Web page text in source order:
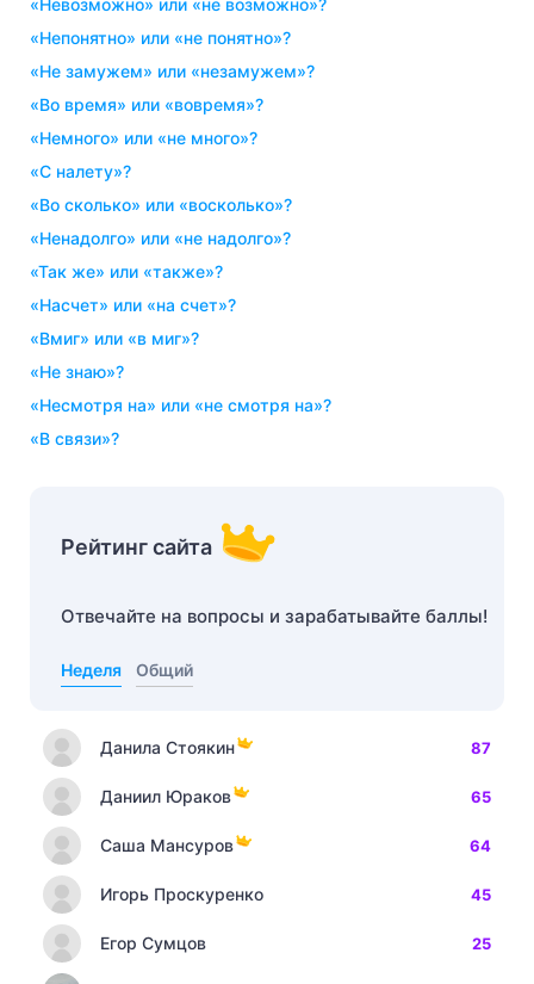
«непонятно» или «не понятно»?
«не замужем» или «незамужем»?
«во время» или «вовремя»?
«немного» или «не много»?
«с налету»?
«во сколько» или «восколько»?
«ненадолго» или «не надолго»?
«так же» или «также»?
«насчет» или «на счет»?
«вмиг» или «в миг»?
«не знаю»?
«несмотря на» или «не смотря на»?
«в связи»?
Рейтинг сайта
Отвечайте на вопросы и зарабатывайте баллы!
Неделя Общий
Данила Стоякин 87
Даниил Юраков 65
Саша Мансуров 64
Игорь Проскуренко 45
Егор Сумцов 25